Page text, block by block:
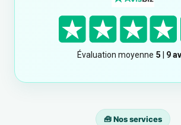
🧰 Nos services